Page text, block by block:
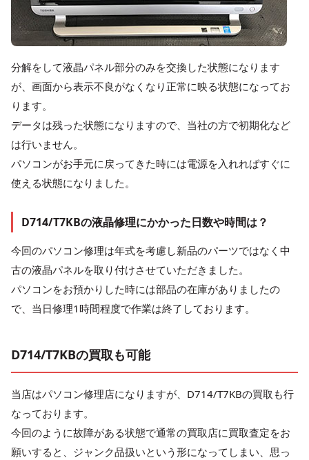
分解をして液晶パネル部分のみを交換した状態になります
が、画面から表示不良がなくなり正常に映る状態になってお
ります。
データは残った状態になりますので、当社の方で初期化など
は行いません。
パソコンがお手元に戻ってきた時には電源を入れればすぐに
使える状態になりました。
D714/T7KBの液晶修理にかかった日数や時間は？
今回のパソコン修理は年式を考慮し新品のパーツではなく中
古の液晶パネルを取り付けさせていただきました。
パソコンをお預かりした時には部品の在庫がありましたの
で、当日修理1時間程度で作業は終了しております。
D714/T7KBの買取も可能
当店はパソコン修理店になりますが、D714/T7KBの買取も行
なっております。
今回のように故障がある状態で通常の買取店に買取査定をお
願いすると、ジャンク品扱いという形になってしまい、思っ